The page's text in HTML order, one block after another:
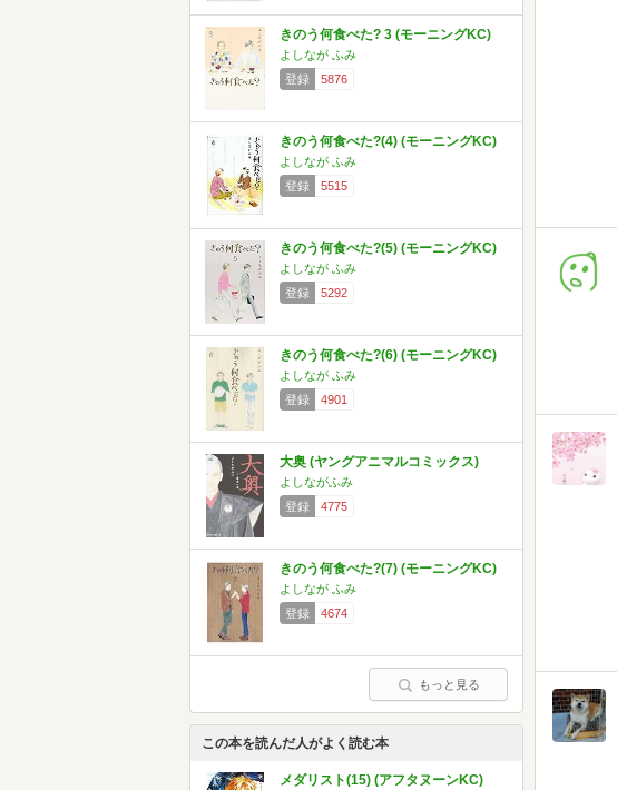
きのう何食べた? 3 (モーニングKC)
よしなが ふみ
登録
5876
きのう何食べた?(4) (モーニングKC)
よしなが ふみ
登録
5515
きのう何食べた?(5) (モーニングKC)
よしなが ふみ
登録
5292
きのう何食べた?(6) (モーニングKC)
よしなが ふみ
登録
4901
大奥 (ヤングアニマルコミックス)
よしながふみ
登録
4775
きのう何食べた?(7) (モーニングKC)
よしなが ふみ
登録
4674
もっと見る
この本を読んだ人がよく読む本
メダリスト(15) (アフタヌーンKC)